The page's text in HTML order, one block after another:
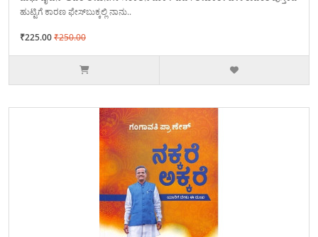
ಹುಟ್ಟಿಗೆ ಕಾರಣ ಫೇಸ್‌ಬುಕ್ಕಲ್ಲಿ ನಾನು..
₹225.00₹250.00